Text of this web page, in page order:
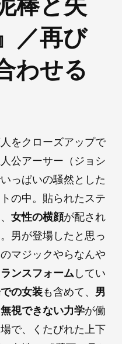
／再び
わせる
をクローズアップで
公アーサー（ジョシ
っぱいの騒然とした
の中。貼られたステ
女性の横顔が配され
男が登場したと思っ
マジックやらなんや
ンスフォーム してい
の女装も含めて、 男
視できない力学が働
で、くたびれた上下